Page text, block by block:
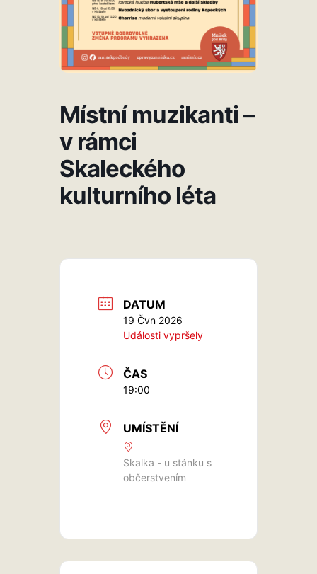
Místní muzikanti –
v rámci
Skaleckého
kulturního léta
DATUM
19 Čvn 2026
Události vypršely
ČAS
19:00
UMÍSTĚNÍ
Skalka - u stánku s
občerstvením